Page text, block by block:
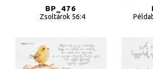
BP_476
Zsoltárok 56:4